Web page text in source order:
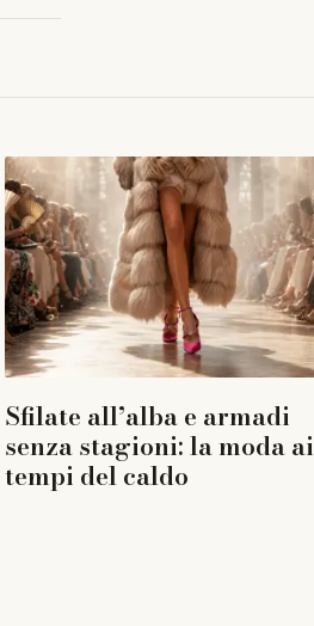
Sfilate all’alba e armadi
senza stagioni: la moda ai
tempi del caldo